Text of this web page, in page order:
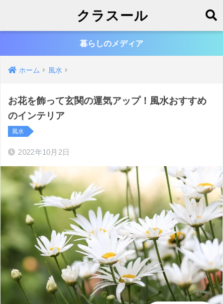
クラスール
暮らしのメディア
ホーム 風水
お花を飾って玄関の運気アップ！風水おすすめ
のインテリア
風水
2022年10月2日